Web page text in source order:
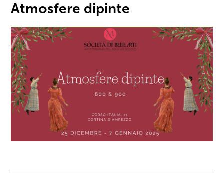
Atmosfere dipinte